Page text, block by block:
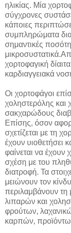
ηλικίας. Μία
σύγχρονες
κάποιες
συμπληρώματα
σημαντικές
χορτοφαγική
καρδιαγγειακά
Οι χορτοφάγοι
χοληστερόλης και
σακχαρώδους
Επίσης, όσον
σχετίζεται με τη
έχουν υιοθετήσει
φαίνεται να
σχέση με του
διατροφή. Τα
μειώνουν τον
περιλαμβάνουν
λιπαρών και
φρούτων,
καρπών,